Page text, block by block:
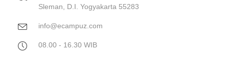
Sleman, D.I. Yogyakarta 55283
info@ecampuz.com
08.00 - 16.30 WIB